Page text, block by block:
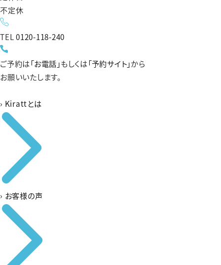
不定休
TEL0120-118-240
ご予約は「お電話」もしくは「予約サイト」から
お願いいたします。
› Kirattとは
› お客様の声